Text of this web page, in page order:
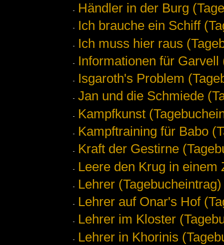
Händler in der Burg
Ich brauche ein Schiff
Ich muss hier raus
Informationen für Garvell
Isgaroth's Problem
Jan und die Schmiede
Kampfkunst
Kampftraining für Babo
Kraft der Gestirne
Leere den Krug in einem
Lehrer (Tagebucheintrag)
Lehrer auf Onar's Hof
Lehrer im Kloster
Lehrer in Khorinis